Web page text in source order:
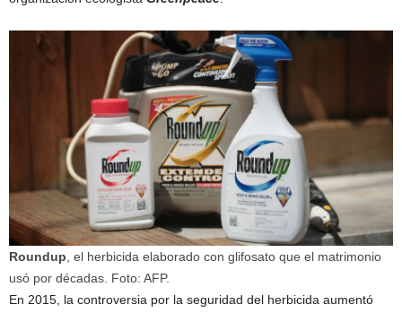
Roundup , el herbicida elaborado con glifosato que el matrimonio
usó por décadas. Foto: AFP.
En 2015, la controversia por la seguridad del herbicida aumentó